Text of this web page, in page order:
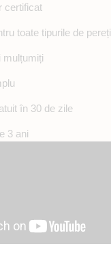
certificat
toate tipurile de pereți
mulțumiți
în 30 de zile
3 ani